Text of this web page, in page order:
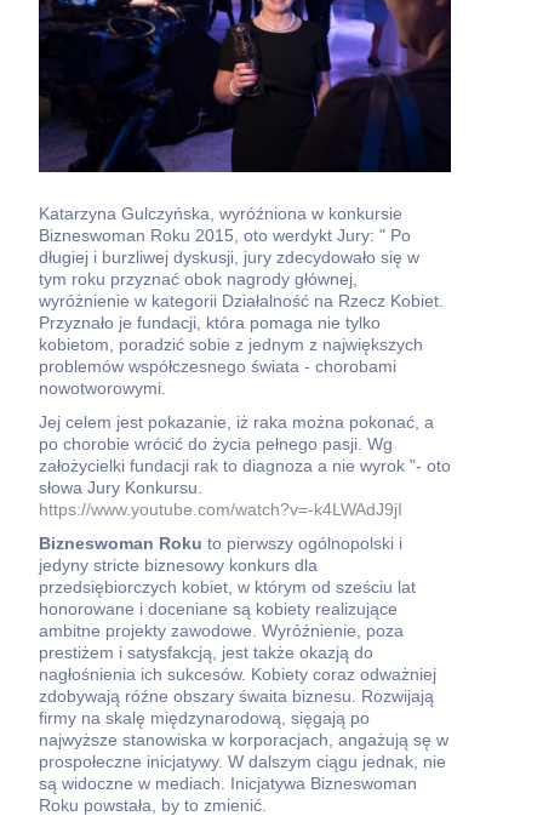
Katarzyna Gulczyńska, wyróźniona w konkursie
Bizneswoman Roku 2015, oto werdykt Jury: " Po
długiej i burzliwej dyskusji, jury zdecydowało się w
tym roku przyznać obok nagrody głównej,
wyróżnienie w kategorii Działalność na Rzecz Kobiet.
Przyznało je fundacji, która pomaga nie tylko
kobietom, poradzić sobie z jednym z największych
problemów współczesnego świata - chorobami
nowotworowymi.
Jej celem jest pokazanie, iż raka można pokonać, a
po chorobie wrócić do życia pełnego pasji. Wg
założycielki fundacji rak to diagnoza a nie wyrok "- oto
słowa Jury Konkursu.
https://www.youtube.com/watch?v=-k4LWAdJ9jI
Bizneswoman Roku to pierwszy ogólnopolski i
jedyny stricte biznesowy konkurs dla
przedsiębiorczych kobiet, w którym od sześciu lat
honorowane i doceniane są kobiety realizujące
ambitne projekty zawodowe. Wyróźnienie, poza
prestiżem i satysfakcją, jest także okazją do
nagłośnienia ich sukcesów. Kobiety coraz odważniej
zdobywają róźne obszary śwaita biznesu. Rozwijają
firmy na skalę międzynarodową, sięgają po
najwyższe stanowiska w korporacjach, angażują sę w
prospołeczne inicjatywy. W dalszym ciągu jednak, nie
są widoczne w mediach. Inicjatywa Bizneswoman
Roku powstała, by to zmienić.